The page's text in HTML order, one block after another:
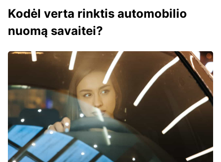
Kodėl verta rinktis automobilio
nuomą savaitei?